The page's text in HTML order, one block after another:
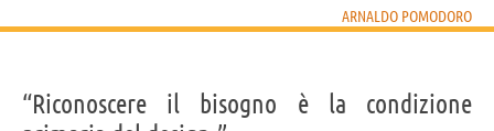
ARNALDO POMODORO
“Riconoscere il bisogno è la condizione